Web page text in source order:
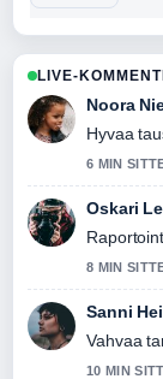
LIVE-
Noora
Hyvaa
6 MIN
Oskari
8 MIN
Sanni
Vahvaa
10 MIN